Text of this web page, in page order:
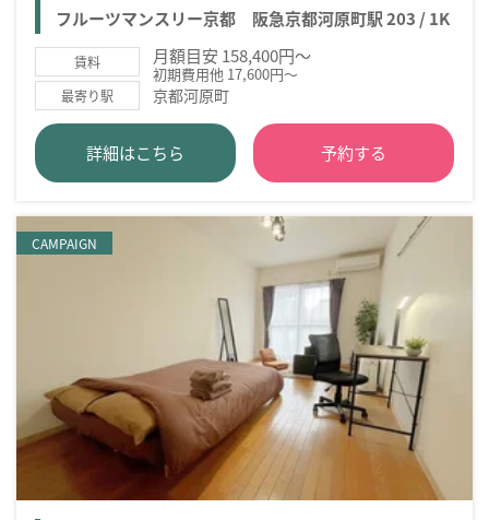
フルーツマンスリー京都 阪急京都河原町駅 203 / 1K
賃料 月額目安 158,400円～
初期費用他 17,600円～
最寄り駅 京都河原町
詳細はこちら 予約する
CAMPAIGN